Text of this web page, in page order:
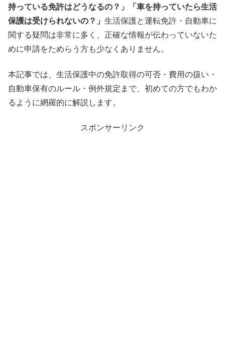
持っている免許はどうなるの？」「車を持っていたら生活
保護は受けられないの？」 生活保護と運転免許・自動車に
関する疑問は非常に多く、正確な情報が伝わっていないた
めに申請をためらう方も少なくありません。
本記事では、生活保護中の免許取得の可否・費用の扱い・
自動車保有のルール・例外規定まで、初めての方でもわか
るように網羅的に解説します。
スポンサーリンク